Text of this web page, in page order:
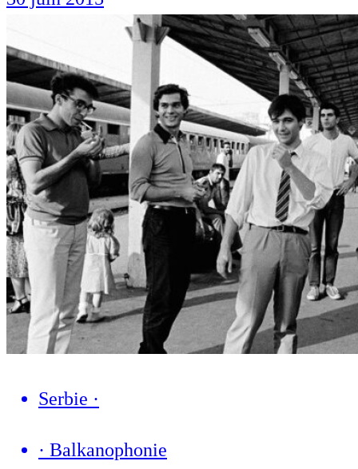
Serbie ·
· Balkanophonie